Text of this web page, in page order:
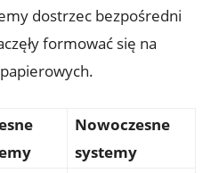
dostrzec⁤ bezpośredni
formować⁢ się ​na
Nowoczesne
systemy